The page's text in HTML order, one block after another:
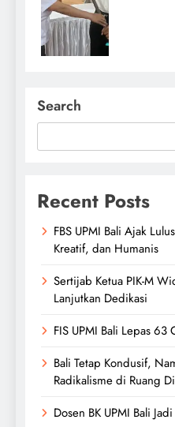
Search
Recent Posts
FBS UPMI Bali Ajak
Kreatif, dan Humanis
Sertijab Ketua PIK-M
Lanjutkan Dedikasi
FIS UPMI Bali Lepas 63
Bali Tetap Kondusif,
Radikalisme di Ruang
Dosen BK UPMI Bali